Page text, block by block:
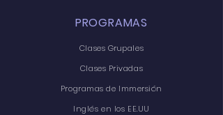
PROGRAMAS
Clases Grupales
Clases Privadas
Programas de Immersión
Inglés en los EE.UU